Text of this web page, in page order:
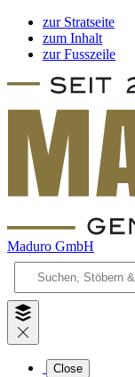
zur Stratseite
zum Inhalt
zur Fusszeile
Maduro GmbH
Close